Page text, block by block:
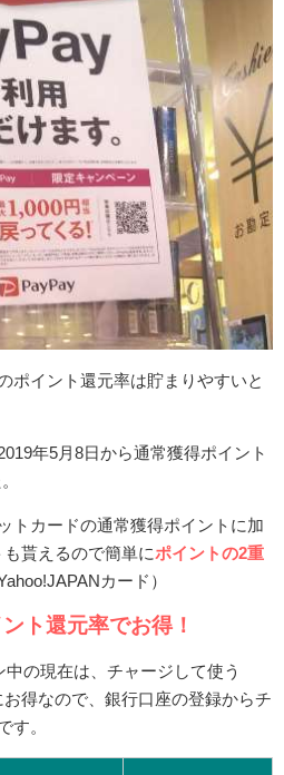
ポイント還元率は貯まりやすいと
年5月8日から通常獲得ポイント
トカードの通常獲得ポイントに加
貰えるので簡単に ポイントの2重
カード）
ト還元率でお得！
の現在は、チャージして使う
得なので、銀行口座の登録からチ
す。